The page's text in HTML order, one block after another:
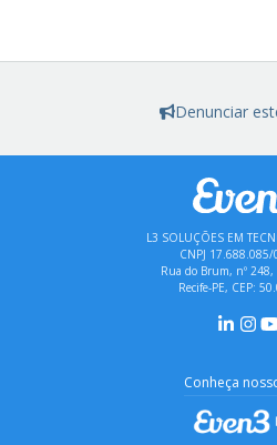
Denunciar
L3 SOLUÇÕES EM
CNPJ 17.688.085/
Rua do Brum, nº 248,
Recife-PE, CEP:
Conheça